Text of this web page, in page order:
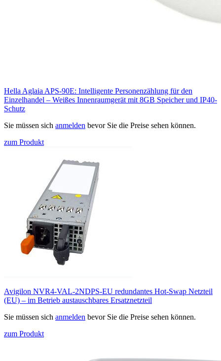
Hella Aglaia APS-90E: Intelligente Personenzählung für den
Einzelhandel – Weißes Innenraumgerät mit 8GB Speicher und IP40-
Schutz
Sie müssen sich anmelden bevor Sie die Preise sehen können.
zum Produkt
Avigilon NVR4-VAL-2NDPS-EU redundantes Hot‑Swap Netzteil
(EU) – im Betrieb austauschbares Ersatznetzteil
Sie müssen sich anmelden bevor Sie die Preise sehen können.
zum Produkt